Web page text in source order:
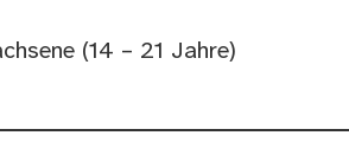
(14 – 21 Jahre)